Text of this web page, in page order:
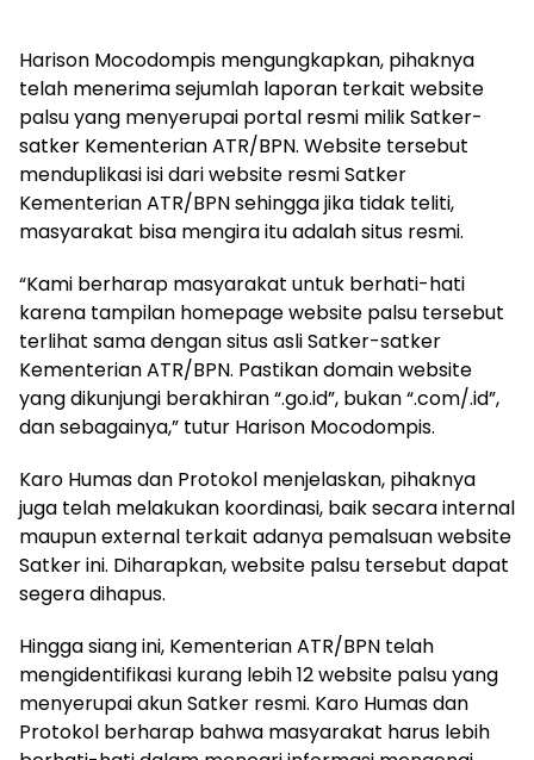
Harison Mocodompis mengungkapkan, pihaknya
telah menerima sejumlah laporan terkait website
palsu yang menyerupai portal resmi milik Satker-
satker Kementerian ATR/BPN. Website tersebut
menduplikasi isi dari website resmi Satker
Kementerian ATR/BPN sehingga jika tidak teliti,
masyarakat bisa mengira itu adalah situs resmi.
“Kami berharap masyarakat untuk berhati-hati
karena tampilan homepage website palsu tersebut
terlihat sama dengan situs asli Satker-satker
Kementerian ATR/BPN. Pastikan domain website
yang dikunjungi berakhiran “.go.id”, bukan “.com/.id”,
dan sebagainya,” tutur Harison Mocodompis.
Karo Humas dan Protokol menjelaskan, pihaknya
juga telah melakukan koordinasi, baik secara internal
maupun external terkait adanya pemalsuan website
Satker ini. Diharapkan, website palsu tersebut dapat
segera dihapus.
Hingga siang ini, Kementerian ATR/BPN telah
mengidentifikasi kurang lebih 12 website palsu yang
menyerupai akun Satker resmi. Karo Humas dan
Protokol berharap bahwa masyarakat harus lebih